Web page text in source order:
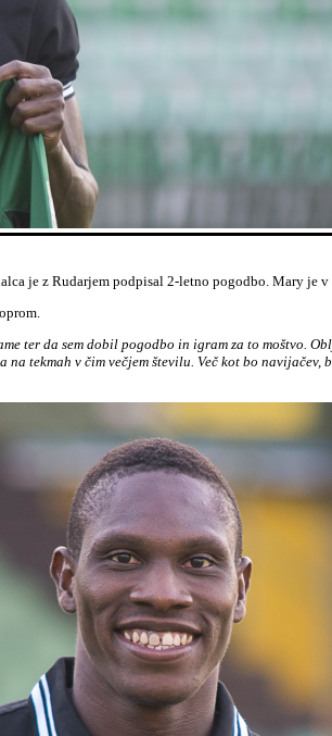
je z Rudarjem podpisal 2-letno pogodbo. Mary je
ter da sem dobil pogodbo in igram za to moštvo.
tekmah v čim večjem številu. Več kot bo